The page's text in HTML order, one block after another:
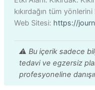
kıkırdağın tüm
Web Sitesi: https://
⚠️ Bu içerik sadece
tedavi ve egzersiz
profesyoneline